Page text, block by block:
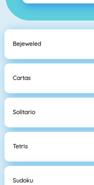
Bejeweled
Cartas
Solitario
Tetris
Sudoku